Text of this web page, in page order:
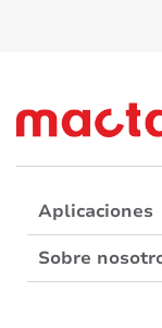
Aplicaciones
Sobre